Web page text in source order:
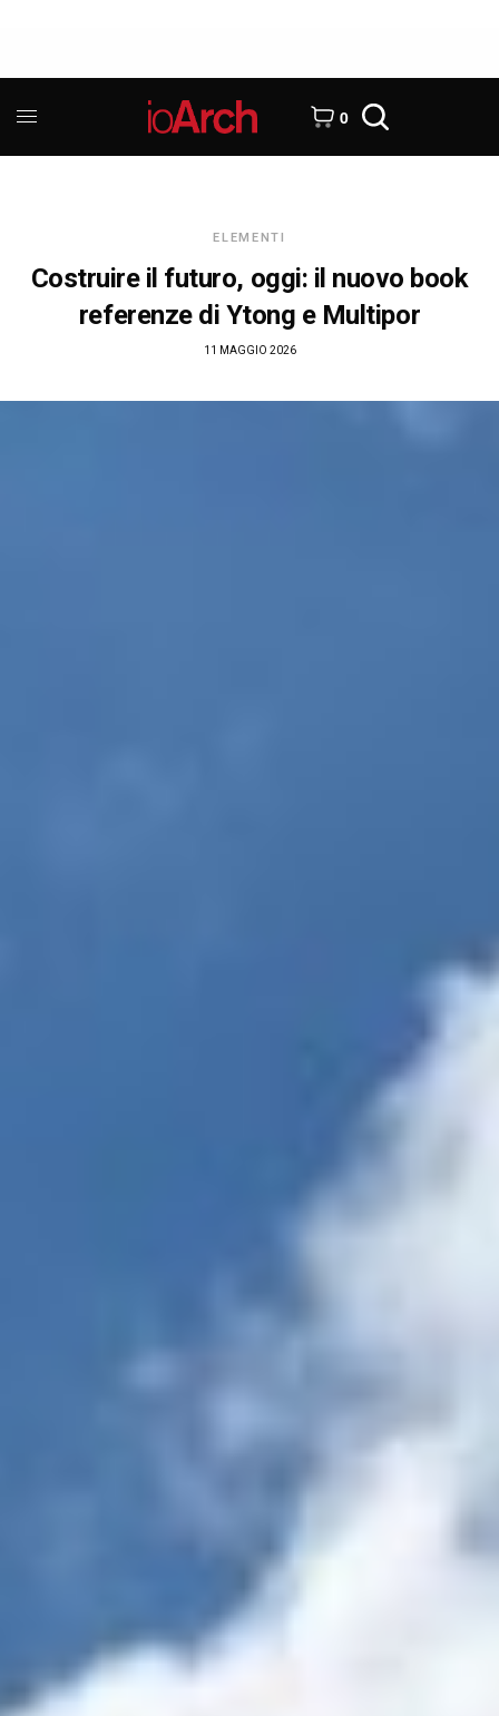
0
ELEMENTI
Costruire il futuro, oggi: il nuovo book
referenze di Ytong e Multipor
11 MAGGIO 2026